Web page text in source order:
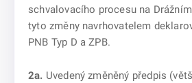
schvalovacího procesu na
tyto změny navrhovatelem
PNB Typ D a ZPB.
2a. Uvedený změněný předpis